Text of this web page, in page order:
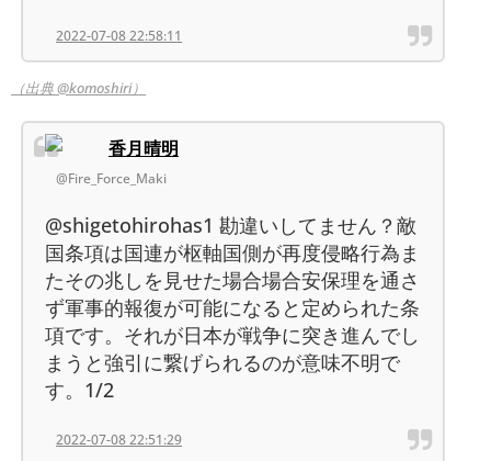
2022-07-08 22:58:11
（出典 @komoshiri）
香月晴明
@Fire_Force_Maki
@shigetohirohas1 勘違いしてません？敵
国条項は国連が枢軸国側が再度侵略行為ま
たその兆しを見せた場合場合安保理を通さ
ず軍事的報復が可能になると定められた条
項です。それが日本が戦争に突き進んでし
まうと強引に繋げられるのが意味不明で
す。1/2
2022-07-08 22:51:29